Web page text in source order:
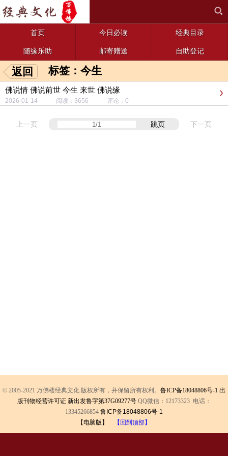
首页 今日必读 经典目录
随缘乐助 邮寄赠送 自助登记
返回 标签：今生
佛说情 佛说前世 今生 来世 佛说缘
2026-01-14 阅读：3656 评论：0
上一页 跳页 下一页
© 2005-2021 万佛楼经典文化 版权所有，并保留所有权利。 鲁ICP备18048806号-1 出
版刊物经营许可证 新出发鲁字第37G09277号 QQ微信：12173323 电话：
13345266854 鲁ICP备18048806号-1
【电脑版】
【回到顶部】